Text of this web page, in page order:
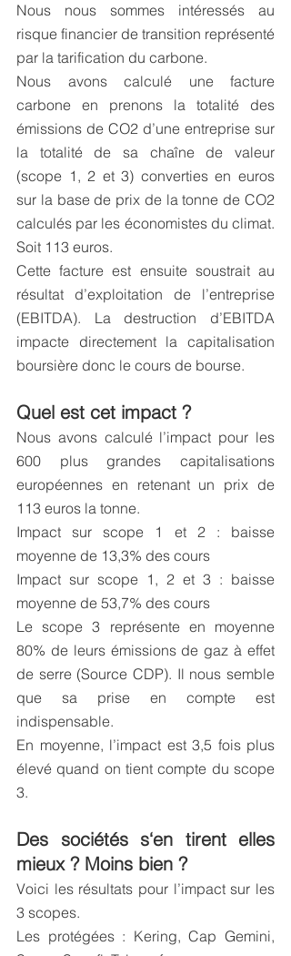
Nous nous sommes intéressés au
risque financier de transition représenté
par la tarification du carbone.
Nous avons calculé une facture
carbone en prenons la totalité des
émissions de CO2 d’une entreprise sur
la totalité de sa chaîne de valeur
(scope 1, 2 et 3) converties en euros
sur la base de prix de la tonne de CO2
calculés par les économistes du climat.
Soit 113 euros.
Cette facture est ensuite soustrait au
résultat d’exploitation de l’entreprise
(EBITDA). La destruction d’EBITDA
impacte directement la capitalisation
boursière donc le cours de bourse.
Quel est cet impact ?
Nous avons calculé l’impact pour les
600 plus grandes capitalisations
européennes en retenant un prix de
113 euros la tonne.
Impact sur scope 1 et 2 : baisse
moyenne de 13,3% des cours
Impact sur scope 1, 2 et 3 : baisse
moyenne de 53,7% des cours
Le scope 3 représente en moyenne
80% de leurs émissions de gaz à effet
de serre (Source CDP). Il nous semble
que sa prise en compte est
indispensable.
En moyenne, l’impact est 3,5 fois plus
élevé quand on tient compte du scope
3.
Des sociétés s‘en tirent elles
mieux ? Moins bien ?
Voici les résultats pour l’impact sur les
3 scopes.
Les protégées : Kering, Cap Gemini,